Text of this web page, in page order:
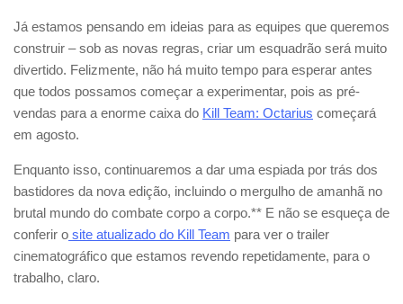
Já estamos pensando em ideias para as equipes que queremos
construir – sob as novas regras, criar um esquadrão será muito
divertido. Felizmente, não há muito tempo para esperar antes
que todos possamos começar a experimentar, pois as pré-
vendas para a enorme caixa do Kill Team: Octarius começará
em agosto.
Enquanto isso, continuaremos a dar uma espiada por trás dos
bastidores da nova edição, incluindo o mergulho de amanhã no
brutal mundo do combate corpo a corpo.** E não se esqueça de
conferir o site atualizado do Kill Team para ver o trailer
cinematográfico que estamos revendo repetidamente, para o
trabalho, claro.